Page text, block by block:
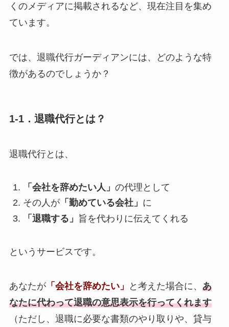
くのメディアに掲載されるなど、現在注目を集め
ています。
では、退職代行ガーディアンには、どのような特
徴があるのでしょうか？
1-1．退職代行とは？
退職代行とは、
「会社を辞めたい人」 の代理として
その人が「勤めている会社」 に
「退職する」 旨を代わりに伝えてくれる
というサービスです。
あなたが「会社を辞めたい」 と考えた場合に、 あ
なたに代わって退職の意思表示を行ってくれます
（ただし、退職に必要な書類のやり取りや、貸与